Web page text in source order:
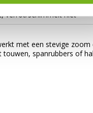
verrot/schimmelt niet
met een stevige
spanrubbers of